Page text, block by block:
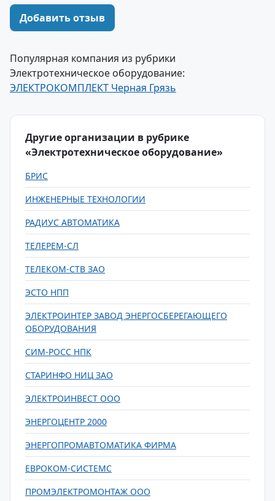
Добавить отзыв
Популярная компания из рубрики
Электротехническое оборудование:
ЭЛЕКТРОКОМПЛЕКТ Черная Грязь
Другие организации в рубрике
«Электротехническое оборудование»
БРИС
ИНЖЕНЕРНЫЕ ТЕХНОЛОГИИ
РАДИУС АВТОМАТИКА
ТЕЛЕРЕМ-СЛ
ТЕЛЕКОМ-СТВ ЗАО
ЭСТО НПП
ЭЛЕКТРОИНТЕР ЗАВОД ЭНЕРГОСБЕРЕГАЮЩЕГО
ОБОРУДОВАНИЯ
СИМ-РОСС НПК
СТАРИНФО НИЦ ЗАО
ЭЛЕКТРОИНВЕСТ ООО
ЭНЕРГОЦЕНТР 2000
ЭНЕРГОПРОМАВТОМАТИКА ФИРМА
ЕВРОКОМ-СИСТЕМС
ПРОМЭЛЕКТРОМОНТАЖ ООО